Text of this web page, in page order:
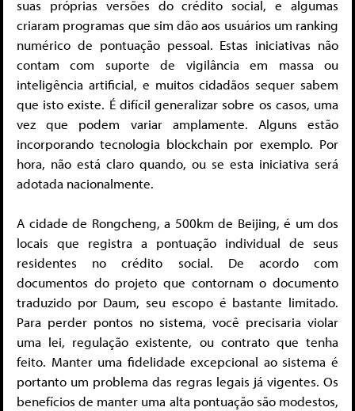
suas próprias versões do crédito social, e algumas
criaram programas que sim dão aos usuários um ranking
numérico de pontuação pessoal. Estas iniciativas não
contam com suporte de vigilância em massa ou
inteligência artificial, e muitos cidadãos sequer sabem
que isto existe. É difícil generalizar sobre os casos, uma
vez que podem variar amplamente. Alguns estão
incorporando tecnologia blockchain por exemplo. Por
hora, não está claro quando, ou se esta iniciativa será
adotada nacionalmente.
A cidade de Rongcheng, a 500km de Beijing, é um dos
locais que registra a pontuação individual de seus
residentes no crédito social. De acordo com
documentos do projeto que contornam o documento
traduzido por Daum, seu escopo é bastante limitado.
Para perder pontos no sistema, você precisaria violar
uma lei, regulação existente, ou contrato que tenha
feito. Manter uma fidelidade excepcional ao sistema é
portanto um problema das regras legais já vigentes. Os
benefícios de manter uma alta pontuação são modestos,